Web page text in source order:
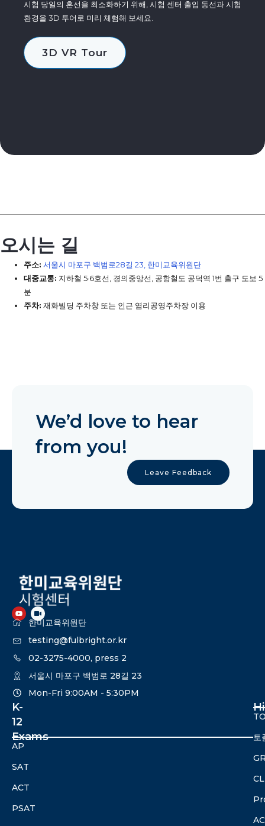
시험 당일의 혼선을 최소화하기 위해, 시험 센터 출입 동선과 시험
환경을 3D 투어로 미리 체험해 보세요.
3D VR Tour
오시는 길
주소: 서울시 마포구 백범로28길 23, 한미교육위원단
대중교통: 지하철 5·6호선, 경의중앙선, 공항철도 공덕역 1번 출구 도보 5
분
주차: 재화빌딩 주차창 또는 인근 염리공영주차장 이용
We’d love to hear
from you!
Leave Feedback
한미교육위원단
testing@fulbright.or.kr
02-3275-4000, press 2
서울시 마포구 백범로 28길 23
Mon-Fri 9:00AM - 5:30PM​
K-
12
Exams
AP
SAT
ACT
PSAT
토